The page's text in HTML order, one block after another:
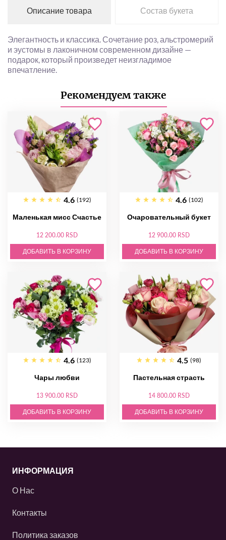
Описание товара Состав букета
Элегантность и классика. Сочетание роз, альстромерий
и эустомы в лаконичном современном дизайне —
подарок, который произведет неизгладимое
впечатление.
Рекомендуем также
4.6 (192)
Маленькая мисс Счастье
12 200.00 RSD
ДОБАВИТЬ В КОРЗИНУ
4.6 (102)
Очаровательный букет
12 900.00 RSD
ДОБАВИТЬ В КОРЗИНУ
4.6 (123)
Чары любви
13 900.00 RSD
ДОБАВИТЬ В КОРЗИНУ
4.5 (98)
Пастельная страсть
14 800.00 RSD
ДОБАВИТЬ В КОРЗИНУ
ИНФОРМАЦИЯ
О Нас
Контакты
Политика заказов